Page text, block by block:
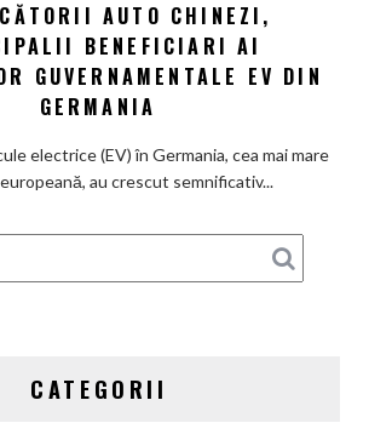
100%
chinezi,
din
Germania
AUTO CHINEZI,
BENEFICIARI AI
GUVERNAMENTALE EV DIN
GERMANIA
electrice (EV) în Germania, cea mai mare
au crescut semnificativ...
CATEGORII